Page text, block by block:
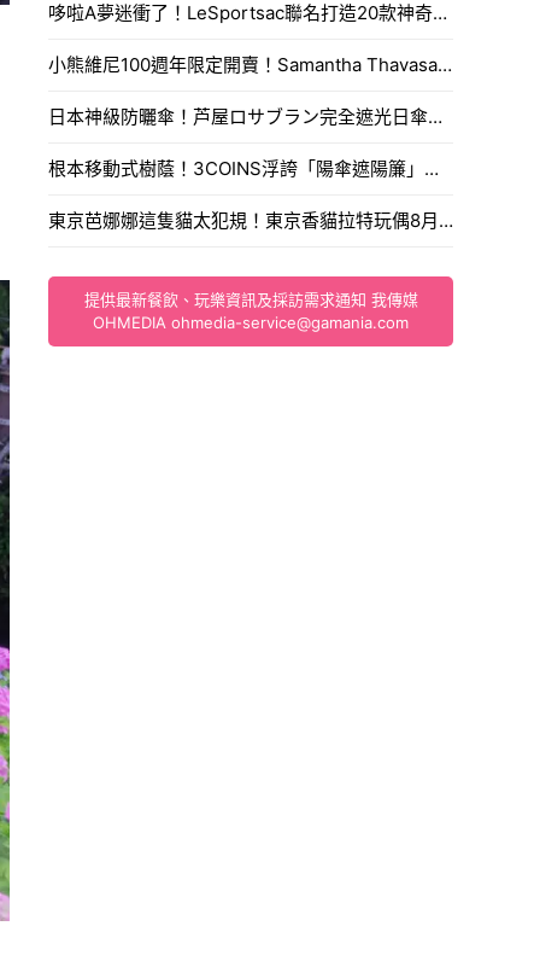
哆啦A夢迷衝了！LeSportsac聯名打造20款神奇道具包，時光機透明包與東京表参道快閃店搶先看。
小熊維尼100週年限定開賣！Samantha Thavasa推出懷舊刺繡包與蜂蜜寶石吊飾，搶購攻略一次看。
日本神級防曬傘！芦屋ロサブラン完全遮光日傘推新色蜜桃柔粉，體感降溫11度涼爽迎夏。
根本移動式樹蔭！3COINS浮誇「陽傘遮陽簾」爆紅，遮光率99.9%連手肘都能完美防曬。
東京芭娜娜這隻貓太犯規！東京香貓拉特玩偶8月1日開賣入手通路售價大公開。
提供最新餐飲、玩樂資訊及採訪需求通知 我傳媒
OHMEDIA ohmedia-service@gamania.com